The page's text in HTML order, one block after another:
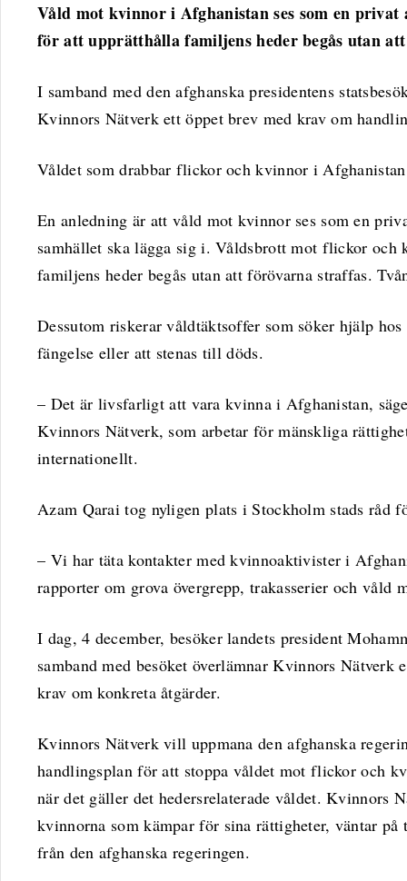
Våld mot kvinnor i Afghanistan ses som en privat
för att upprätthålla familjens heder begås utan
I samband med den afghanska presidentens
Kvinnors Nätverk ett öppet brev med krav om
Våldet som drabbar flickor och kvinnor i
En anledning är att våld mot kvinnor ses som en
samhället ska lägga sig i. Våldsbrott mot flickor
familjens heder begås utan att förövarna straffas.
Dessutom riskerar våldtäktsoffer som söker hjälp
fängelse eller att stenas till döds.
– Det är livsfarligt att vara kvinna i Afghanistan,
Kvinnors Nätverk, som arbetar för mänskliga
internationellt.
Azam Qarai tog nyligen plats i Stockholm stads råd
– Vi har täta kontakter med kvinnoaktivister i
rapporter om grova övergrepp, trakasserier och våld
I dag, 4 december, besöker landets president
samband med besöket överlämnar Kvinnors
krav om konkreta åtgärder.
Kvinnors Nätverk vill uppmana den afghanska
handlingsplan för att stoppa våldet mot flickor och
när det gäller det hedersrelaterade våldet. Kvinnors
kvinnorna som kämpar för sina rättigheter, väntar
från den afghanska regeringen.